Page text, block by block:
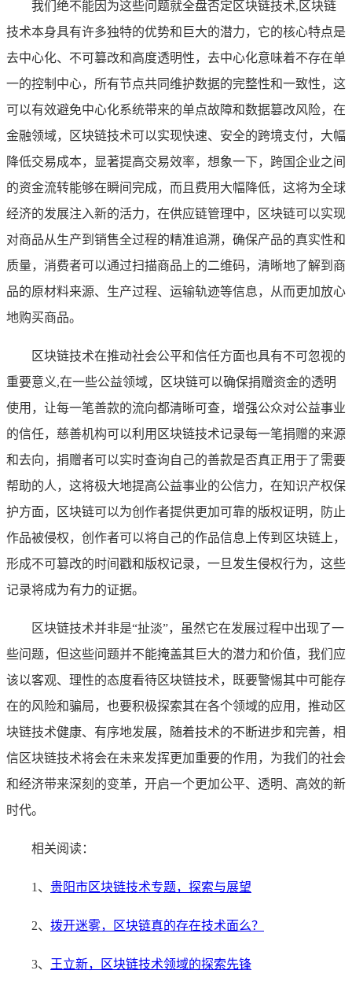
我们绝不能因为这些问题就全盘否定区块链技术,区块链
技术本身具有许多独特的优势和巨大的潜力，它的核心特点是
去中心化、不可篡改和高度透明性，去中心化意味着不存在单
一的控制中心，所有节点共同维护数据的完整性和一致性，这
可以有效避免中心化系统带来的单点故障和数据篡改风险，在
金融领域，区块链技术可以实现快速、安全的跨境支付，大幅
降低交易成本，显著提高交易效率，想象一下，跨国企业之间
的资金流转能够在瞬间完成，而且费用大幅降低，这将为全球
经济的发展注入新的活力，在供应链管理中，区块链可以实现
对商品从生产到销售全过程的精准追溯，确保产品的真实性和
质量，消费者可以通过扫描商品上的二维码，清晰地了解到商
品的原材料来源、生产过程、运输轨迹等信息，从而更加放心
地购买商品。
区块链技术在推动社会公平和信任方面也具有不可忽视的
重要意义,在一些公益领域，区块链可以确保捐赠资金的透明
使用，让每一笔善款的流向都清晰可查，增强公众对公益事业
的信任，慈善机构可以利用区块链技术记录每一笔捐赠的来源
和去向，捐赠者可以实时查询自己的善款是否真正用于了需要
帮助的人，这将极大地提高公益事业的公信力，在知识产权保
护方面，区块链可以为创作者提供更加可靠的版权证明，防止
作品被侵权，创作者可以将自己的作品信息上传到区块链上，
形成不可篡改的时间戳和版权记录，一旦发生侵权行为，这些
记录将成为有力的证据。
区块链技术并非是“扯淡”，虽然它在发展过程中出现了一
些问题，但这些问题并不能掩盖其巨大的潜力和价值，我们应
该以客观、理性的态度看待区块链技术，既要警惕其中可能存
在的风险和骗局，也要积极探索其在各个领域的应用，推动区
块链技术健康、有序地发展，随着技术的不断进步和完善，相
信区块链技术将会在未来发挥更加重要的作用，为我们的社会
和经济带来深刻的变革，开启一个更加公平、透明、高效的新
时代。
相关阅读：
1、 贵阳市区块链技术专题，探索与展望
2、 拨开迷雾，区块链真的存在技术面么？
3、 王立新，区块链技术领域的探索先锋